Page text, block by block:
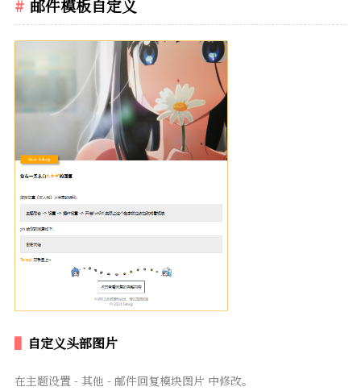
邮件模板自定义
自定义头部图片
在主题设置 - 其他 - 邮件回复模块图片 中修改。